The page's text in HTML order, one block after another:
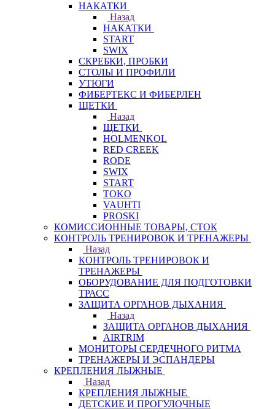
НАКАТКИ
Назад
НАКАТКИ
START
SWIX
СКРЕБКИ, ПРОБКИ
СТОЛЫ И ПРОФИЛИ
УТЮГИ
ФИБЕРТЕКС И ФИБЕРЛЕН
ЩЕТКИ
Назад
ЩЕТКИ
HOLMENKOL
RED CREEK
RODE
SWIX
START
TOKO
VAUHTI
PROSKI
КОМИССИОННЫЕ ТОВАРЫ, СТОК
КОНТРОЛЬ ТРЕНИРОВОК И ТРЕНАЖЕРЫ
Назад
КОНТРОЛЬ ТРЕНИРОВОК И
ТРЕНАЖЕРЫ
ОБОРУДОВАНИЕ ДЛЯ ПОДГОТОВКИ
ТРАСС
ЗАЩИТА ОРГАНОВ ДЫХАНИЯ
Назад
ЗАЩИТА ОРГАНОВ ДЫХАНИЯ
AIRTRIM
МОНИТОРЫ СЕРДЕЧНОГО РИТМА
ТРЕНАЖЕРЫ И ЭСПАНДЕРЫ
КРЕПЛЕНИЯ ЛЫЖНЫЕ
Назад
КРЕПЛЕНИЯ ЛЫЖНЫЕ
ДЕТСКИЕ И ПРОГУЛОЧНЫЕ